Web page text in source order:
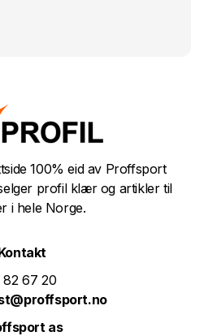
100% eid av Proffsport
profil klær og artikler til
i hele Norge.
82 67 20
as